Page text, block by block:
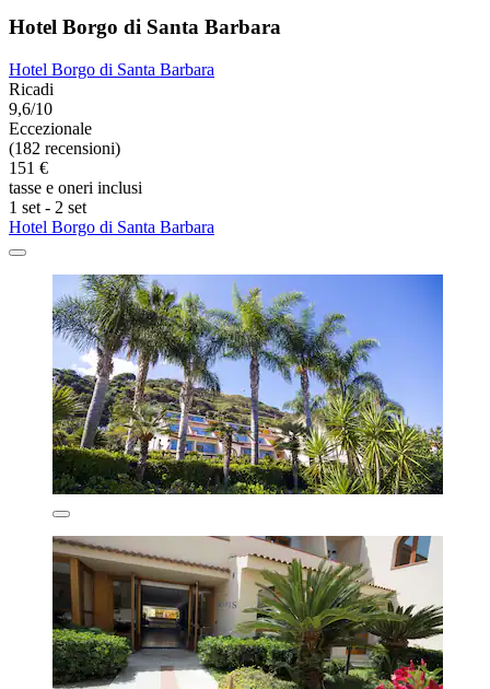
Hotel Borgo di Santa Barbara
Hotel Borgo di Santa Barbara
Ricadi
9,6/10
Eccezionale
(182 recensioni)
151 €
tasse e oneri inclusi
1 set - 2 set
Hotel Borgo di Santa Barbara